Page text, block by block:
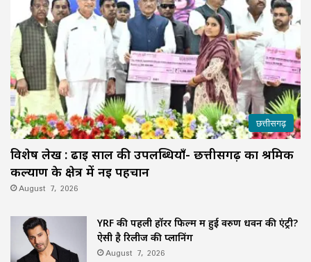
छत्तीसगढ़
विशेष लेख : ढाई साल की उपलब्धियाँ- छत्तीसगढ़ का श्रमिक
कल्याण के क्षेत्र में नई पहचान
August 7, 2026
YRF की पहली हॉरर फिल्म में हुई वरुण धवन की एंट्री?
ऐसी है रिलीज की प्लानिंग
August 7, 2026